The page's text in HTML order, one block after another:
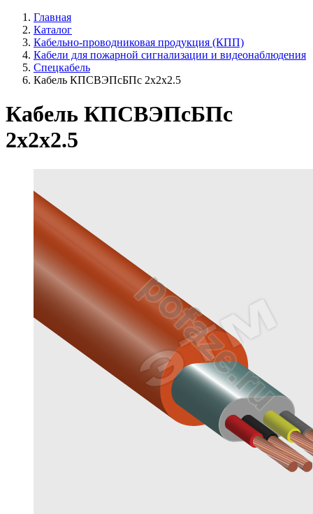
Главная
Каталог
Кабельно-проводниковая продукция (КПП)
Кабели для пожарной сигнализации и видеонаблюдения
Спецкабель
Кабель КПСВЭПсБПс 2х2х2.5
Кабель КПСВЭПсБПс
2х2х2.5